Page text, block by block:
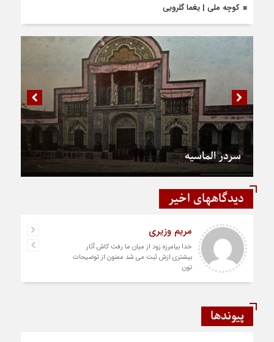
کوچه ملی | یغما گلرویی
سردر الماسیه
دیدگاههای اخیر
مریم وزیری
خدا بیامرزه زود از میان ما رفت کاش آثار
بیشتری ازش ثبت می شد ممنون از توضیحات
تون
پیوندها